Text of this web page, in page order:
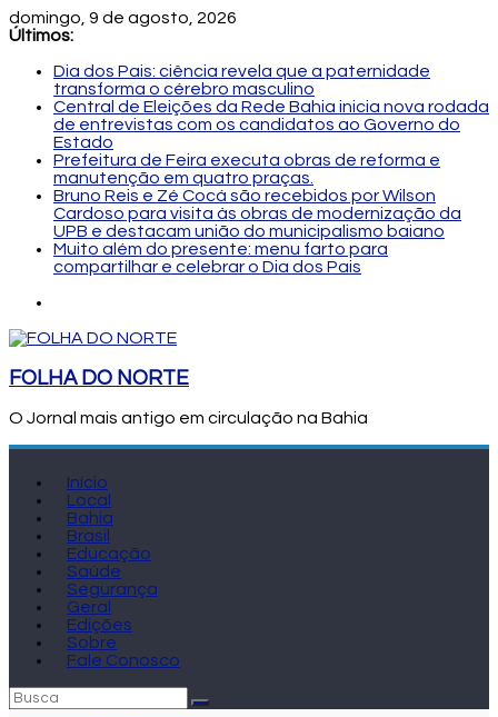
domingo, 9 de agosto, 2026
Últimos:
Dia dos Pais: ciência revela que a paternidade
transforma o cérebro masculino
Central de Eleições da Rede Bahia inicia nova rodada
de entrevistas com os candidatos ao Governo do
Estado
Prefeitura de Feira executa obras de reforma e
manutenção em quatro praças.
Bruno Reis e Zé Cocá são recebidos por Wilson
Cardoso para visita às obras de modernização da
UPB e destacam união do municipalismo baiano
Muito além do presente: menu farto para
compartilhar e celebrar o Dia dos Pais
FOLHA DO NORTE
O Jornal mais antigo em circulação na Bahia
Início
Local
Bahia
Brasil
Educação
Saúde
Segurança
Geral
Edições
Sobre
Fale Conosco